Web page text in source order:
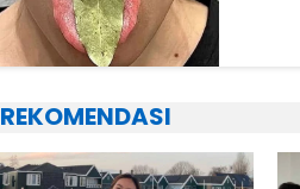
REKOMENDASI